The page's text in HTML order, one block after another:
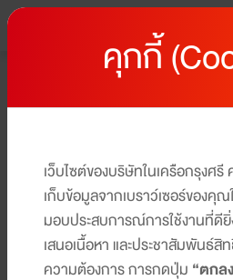
ให้คุณได้รับสิทธิประโยชน์และโปรโม
ได้ในบัตรเดียว​​
คุกกี้
เว็บไซต์ของบริษัทในเครือกรุงศ
เก็บข้อมูลจากเบราว์เซอร์ของคุ
มอบประสบการณ์การใช้งานที่ดี
เสนอเนื้อหา และประชาสัมพันธ์สิ
ความต้องการ การกดปุ่ม “ตกล